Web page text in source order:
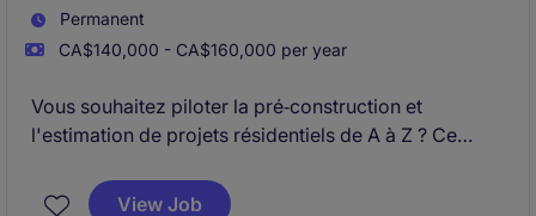
Permanent
CA$140,000 - CA$160,000 per year
Vous souhaitez piloter la pré‑construction et
l'estimation de projets résidentiels de A à Z ? Ce
un rôle hybride mais fort de responsabilité qui vous
View Job